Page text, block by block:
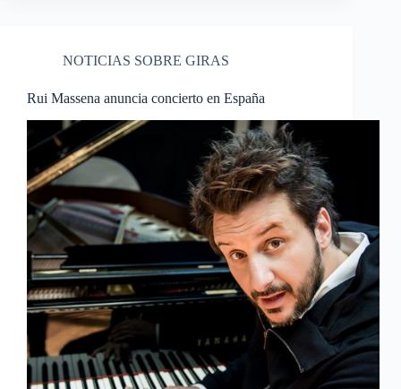
NOTICIAS SOBRE GIRAS
Rui Massena anuncia concierto en España